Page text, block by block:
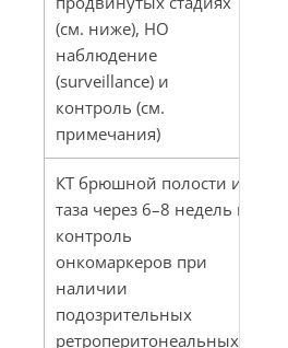
(см. ниже), НО
наблюдение
(surveillance) и
контроль (см.
примечания)
КТ брюшной полости и
таза через 6–8 недель и
контроль
онкомаркеров при
наличии
подозрительных
ретроперитонеальных